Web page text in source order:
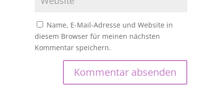
Name, E-Mail-Adresse und Website in
diesem Browser für meinen nächsten
Kommentar speichern.